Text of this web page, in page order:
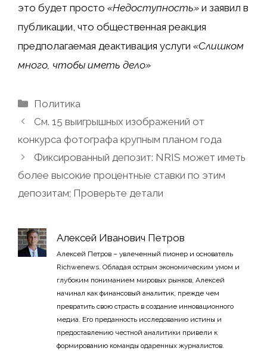
это будет просто «Недоступность» и заявил в
публикации, что общественная реакция
предполагаемая деактивация услуги «Слишком
много, чтобы иметь дело»
Рубрики
Политика
См. 15 выигрышных изображений от
конкурса фотографа крупным планом года
Фиксированный депозит: NRIS может иметь
более высокие процентные ставки по этим
депозитам; Проверьте детали
Алексей Иванович Петров
Алексей Петров – увлеченный пионер и основатель
Richwenews. Обладая острым экономическим умом и
глубоким пониманием мировых рынков, Алексей
начинал как финансовый аналитик, прежде чем
превратить свою страсть в создание инновационного
медиа. Его преданность исследованию истины и
предоставлению честной аналитики привели к
формированию команды одаренных журналистов.